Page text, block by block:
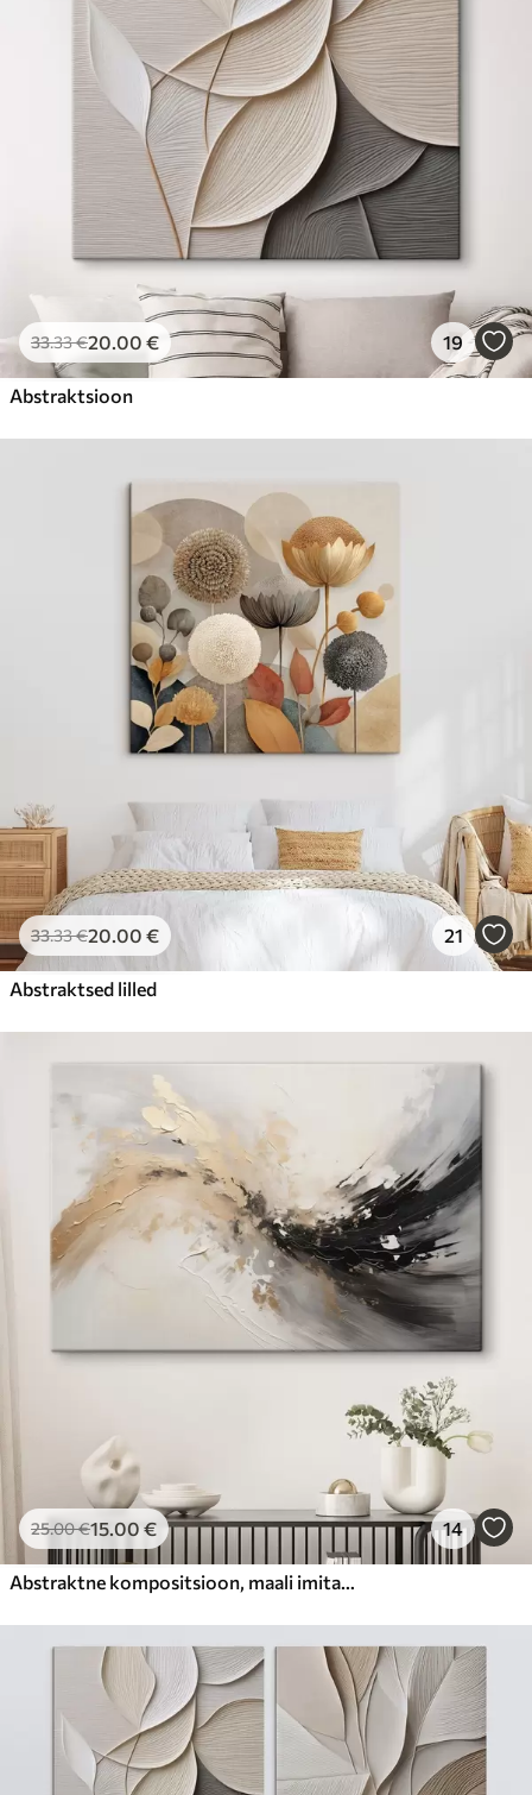
Hind Alates .00
33.33€20.00 € 19
Abstraktsioon
33.33€20.00 € 21
Abstraktsed lilled
25.00€15.00 € 14
Abstraktne kompositsioon, maali imitatsioon